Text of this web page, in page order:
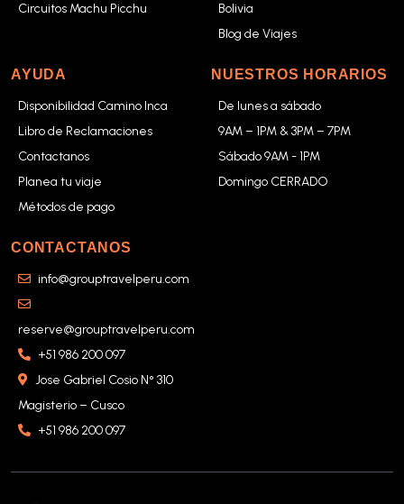
Circuitos Machu Picchu
Bolivia
Blog de Viajes
AYUDA
Disponibilidad Camino Inca
Libro de Reclamaciones
Contactanos
Planea tu viaje
Métodos de pago
NUESTROS HORARIOS
De lunes a sábado
9AM – 1PM & 3PM – 7PM
Sábado 9AM - 1PM
Domingo CERRADO
CONTACTANOS
info@grouptravelperu.com
reserve@grouptravelperu.com
+51 986 200 097
Jose Gabriel Cosio N° 310
Magisterio – Cusco
+51 986 200 097